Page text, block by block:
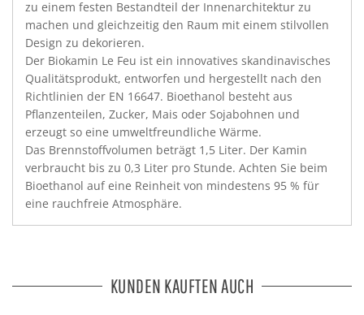
zu einem festen Bestandteil der Innenarchitektur zu
machen und gleichzeitig den Raum mit einem stilvollen
Design zu dekorieren.
Der Biokamin Le Feu ist ein innovatives skandinavisches
Qualitätsprodukt, entworfen und hergestellt nach den
Richtlinien der EN 16647. Bioethanol besteht aus
Pflanzenteilen, Zucker, Mais oder Sojabohnen und
erzeugt so eine umweltfreundliche Wärme.
Das Brennstoffvolumen beträgt 1,5 Liter. Der Kamin
verbraucht bis zu 0,3 Liter pro Stunde. Achten Sie beim
Bioethanol auf eine Reinheit von mindestens 95 % für
eine rauchfreie Atmosphäre.
KUNDEN KAUFTEN AUCH